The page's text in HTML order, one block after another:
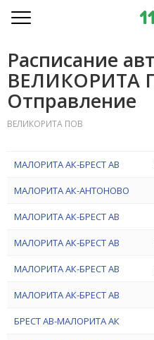
Расписание
ВЕЛИКОРИТА
Отправление
ВЕЛИКОРИТА ПОВ
МАЛОРИТА АК-БРЕСТ АВ
МАЛОРИТА АК-АНТОНОВО
МАЛОРИТА АК-БРЕСТ АВ
МАЛОРИТА АК-БРЕСТ АВ
МАЛОРИТА АК-БРЕСТ АВ
МАЛОРИТА АК-БРЕСТ АВ
БРЕСТ АВ-МАЛОРИТА АК